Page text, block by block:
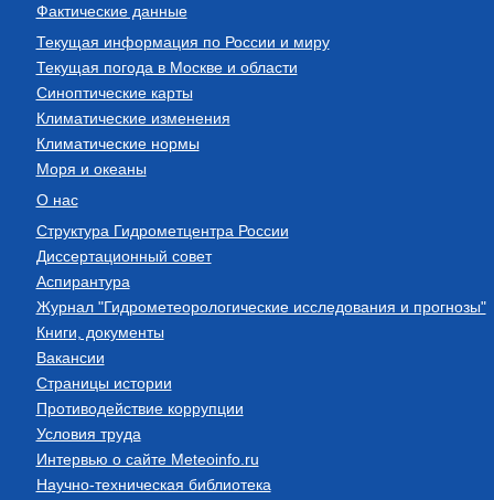
Фактические данные
Текущая информация по России и миру
Текущая погода в Москве и области
Синоптические карты
Климатические изменения
Климатические нормы
Моря и океаны
О нас
Структура Гидрометцентра России
Диссертационный совет
Аспирантура
Журнал "Гидрометеорологические исследования и прогнозы"
Книги, документы
Вакансии
Страницы истории
Противодействие коррупции
Условия труда
Интервью о сайте Meteoinfo.ru
Научно-техническая библиотека